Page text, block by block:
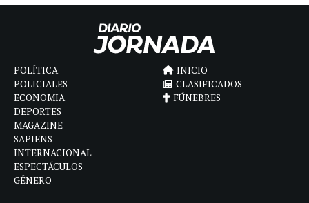
POLÍTICA
POLICIALES
ECONOMIA
DEPORTES
MAGAZINE
SAPIENS
INTERNACIONAL
ESPECTÁCULOS
GÉNERO
INICIO
CLASIFICADOS
FÚNEBRES